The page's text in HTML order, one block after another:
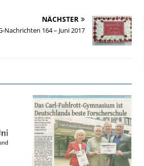
NÄCHSTER
Nachrichten 164 – Juni 2017